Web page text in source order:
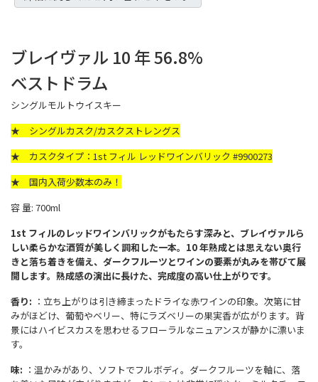
ブレイヴァル 10 年 56.8%
ベストドラム
シングルモルトウイスキー
★ シングルカスク/カスクストレングス
★ カスクタイプ：1st フィル レッドワインバリック #9900273
★ 国内入荷少数本のみ！
容 量: 700ml
1st フィルのレッドワインバリックがもたらす深みと、ブレイヴァルら
しい柔らかな酒質が美しく調和した一本。10 年熟成とは思えない奥行
きと落ち着きを備え、ダークフルーツとワインの要素が丸みを帯びて展
開します。熟成感の演出に長けた、完成度の高い仕上がりです。
香り: ：立ち上がりは引き締まったドライな赤ワインの印象。次第に甘
みがほどけ、葡萄やベリー、特にラズベリーの果実香が広がります。背
景にはハイビスカスを思わせるフローラルなニュアンスが静かに漂いま
す。
味: ：温かみがあり、ソフトでフルボディ。ダークフルーツを軸に、落